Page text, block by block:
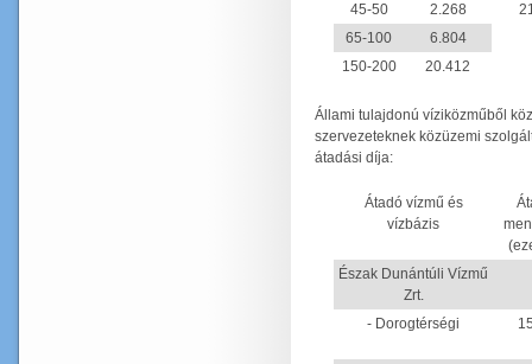
45-50
2.268
65-100
6.804
150-200
20.412
Állami tulajdonú víziközműből
szervezeteknek közüzemi
átadási díja:
Átadó vízmű és
vízbázis
Észak Dunántúli Vízmű
Zrt.
- Dorogtérségi